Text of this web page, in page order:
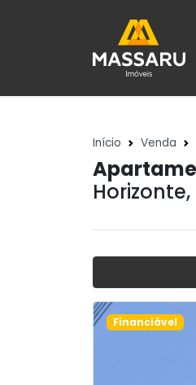
Início Venda
Horizonte,
Financiável